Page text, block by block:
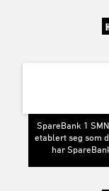
SpareBank 1
etablert seg som
har